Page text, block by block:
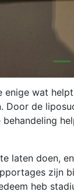
wat
Door de
laten doen,
zijn
heb